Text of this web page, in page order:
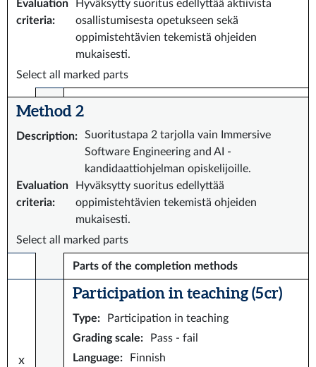
Evaluation
criteria:
Hyväksytty suoritus edellyttää aktiivista
osallistumisesta opetukseen sekä
oppimistehtävien tekemistä ohjeiden
mukaisesti.
Select all marked parts
Method 2
Description:
Suoritustapa 2 tarjolla vain Immersive
Software Engineering and AI -
kandidaattiohjelman opiskelijoille.
Evaluation
criteria:
Hyväksytty suoritus edellyttää
oppimistehtävien tekemistä ohjeiden
mukaisesti.
Select all marked parts
Parts of the completion methods
x
Participation in teaching (5 cr)
Type:
Participation in teaching
Grading scale:
Pass - fail
Language: Finnish